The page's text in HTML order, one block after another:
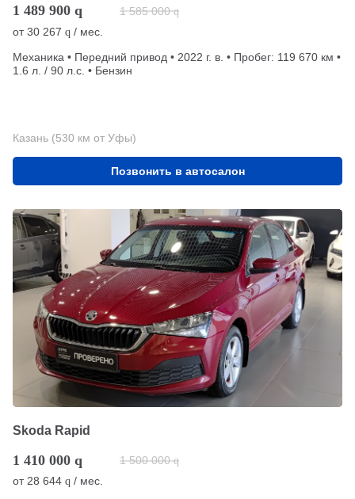
1 489 900 q 1 585 000 q
от30 267 q / мес.
Механика • Передний привод • 2022 г. в. • Пробег: 119 670 км •
1.6 л. / 90 л.с. • Бензин
Казань (530 км от Уфы)
Позвонить в автосалон
Skoda Rapid
1 410 000 q 1 500 000 q
от28 644 q / мес.